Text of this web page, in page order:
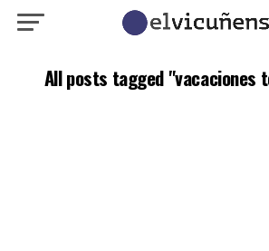
All posts tagged "vacaciones